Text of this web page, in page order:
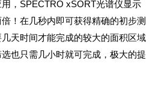
，SPECTRO xSORT光谱仪显示
！在几秒内即可获得精确的初步测
天时间才能完成的较大的面积区域
也只需几小时就可完成，极大的提